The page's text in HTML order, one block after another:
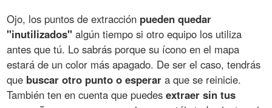
Ojo, los puntos de extracción pueden quedar
"inutilizados" algún tiempo si otro equipo los utiliza
antes que tú. Lo sabrás porque su ícono en el mapa
estará de un color más apagado. De ser el caso, tendrás
que buscar otro punto o esperar a que se reinicie.
También ten en cuenta que puedesextraer sin tus